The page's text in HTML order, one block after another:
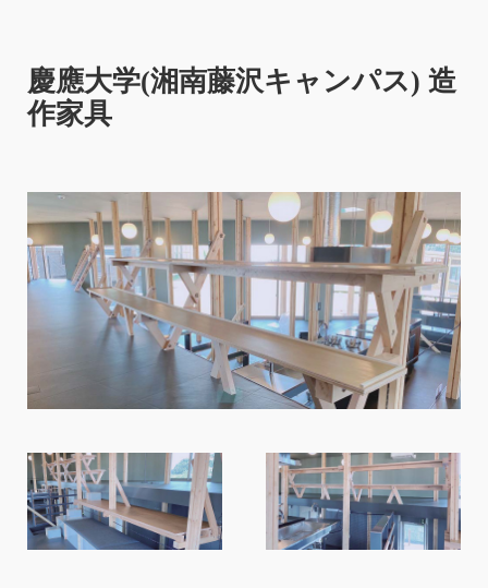
慶應大学(湘南藤沢キャンパス) 造
作家具